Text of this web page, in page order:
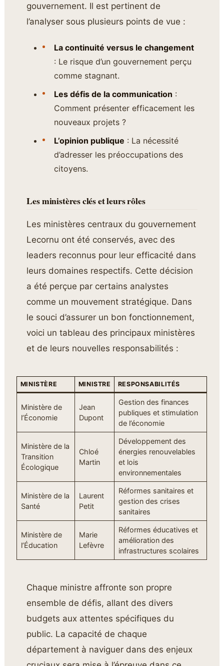
gouvernement. Il est pertinent de
l’analyser sous plusieurs points de vue :
La continuité versus le changement
: Le risque d’un gouvernement perçu
comme stagnant.
Les défis de la communication :
Comment présenter efficacement les
nouveaux projets ?
L’opinion publique : La nécessité
d’adresser les préoccupations des
citoyens.
Les ministères clés et leurs rôles
Les ministères centraux du gouvernement
Lecornu ont été conservés, avec des
leaders reconnus pour leur efficacité dans
leurs domaines respectifs. Cette décision
a été perçue par certains analystes
comme un mouvement stratégique. Dans
le souci d’assurer un bon fonctionnement,
voici un tableau des principaux ministères
et de leurs nouvelles responsabilités :
MINISTÈRE MINISTRE RESPONSABILITÉS
Ministère de
l’Économie
Jean
Dupont
Gestion des finances
publiques et stimulation
de l’économie
Ministère de la
Transition
Écologique
Chloé
Martin
Développement des
énergies renouvelables
et lois
environnementales
Ministère de la
Santé
Laurent
Petit
Réformes sanitaires et
gestion des crises
sanitaires
Ministère de
l’Éducation
Marie
Lefèvre
Réformes éducatives et
amélioration des
infrastructures scolaires
Chaque ministre affronte son propre
ensemble de défis, allant des divers
budgets aux attentes spécifiques du
public. La capacité de chaque
département à naviguer dans des enjeux